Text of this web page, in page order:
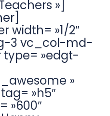
»]
width= »1/2″
3 vc_col-md-
»edgt-
»
»h5″
»600″